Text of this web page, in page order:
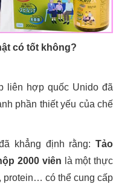
có tốt không?
liên hợp quốc Unido đã
phần thiết yếu của chế
khẳng định rằng: Tảo
2000 viên là một thực
protein… có thể cung cấp